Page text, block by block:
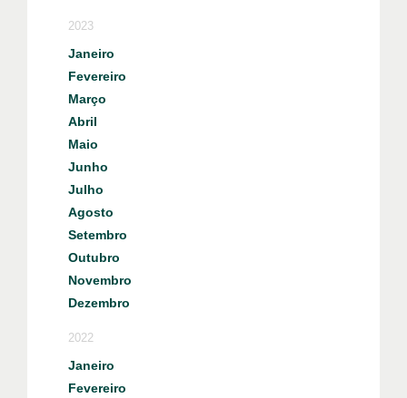
2023
Janeiro
Fevereiro
Março
Abril
Maio
Junho
Julho
Agosto
Setembro
Outubro
Novembro
Dezembro
2022
Janeiro
Fevereiro